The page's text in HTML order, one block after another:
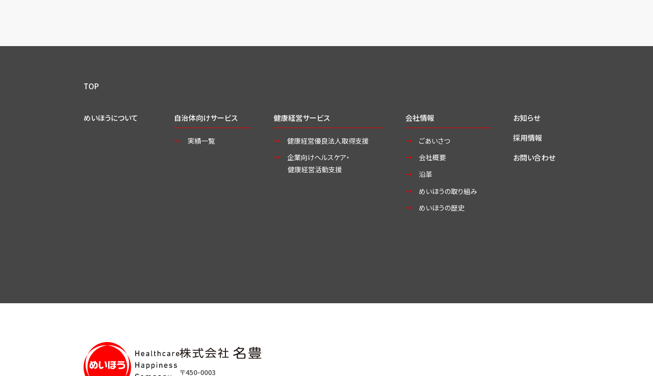
TOP
めいほうについて 自治体向けサービス
実績一覧
健康経営サービス
健康経営優良法人取得支援
企業向けヘルスケア・
健康経営活動支援
会社情報
ごあいさつ
会社概要
沿革
めいほうの取り組み
めいほうの歴史
お知らせ
採用情報
お問い合わせ
〒450-0003